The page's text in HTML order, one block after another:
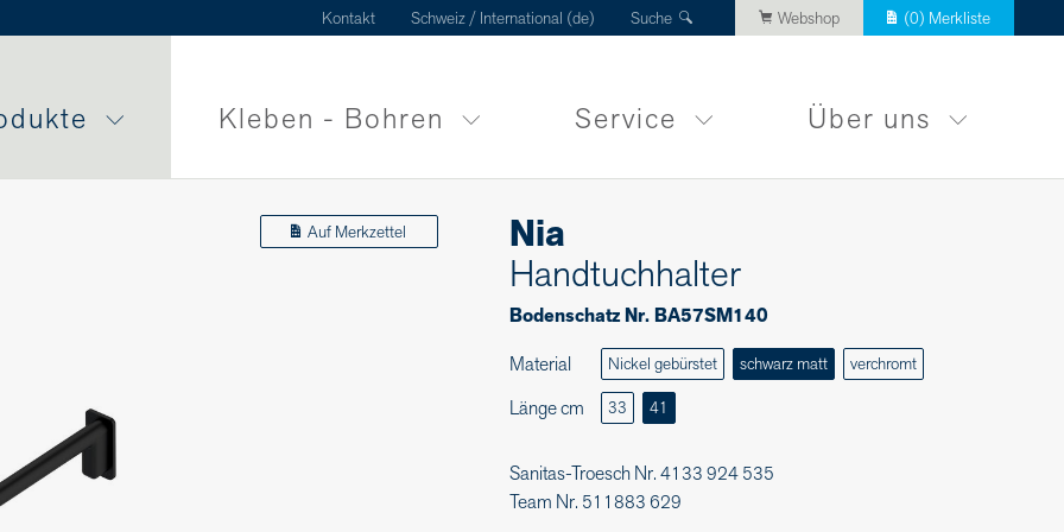
Kontakt Schweiz / International (de) Suche Webshop (0) Merkliste
Kleben - Bohren Service Über uns
Auf Merkzettel
Nia
Handtuchhalter
Bodenschatz Nr. BA57SM140
Material
Nickel gebürstet schwarz matt verchromt
Länge cm 33 41
Sanitas-Troesch Nr. 4133 924 535
Team Nr. 511883 629